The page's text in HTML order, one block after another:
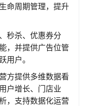
命周期管理，提升
秒杀、优惠券分
，并提供广告位管
用户。
方提供多维数据看
户增长、门店业
，支持数据化运营